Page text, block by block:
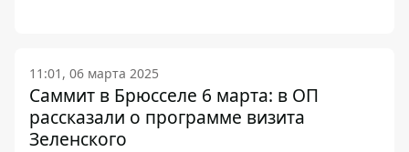
11:01, 06 марта 2025
Саммит в Брюсселе 6 марта: в ОП
рассказали о программе визита
Зеленского